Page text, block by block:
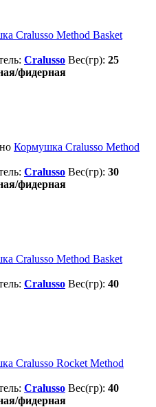
Cralusso Method Basket
Cralusso Вес(гр): 25
фидерная
Кормушка Cralusso Method
Cralusso Вес(гр): 30
фидерная
Cralusso Method Basket
Cralusso Вес(гр): 40
Cralusso Rocket Method
Cralusso Вес(гр): 40
фидерная